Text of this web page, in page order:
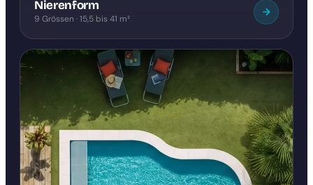
Nierenform
9 Grössen · 15,5 bis 41 m²